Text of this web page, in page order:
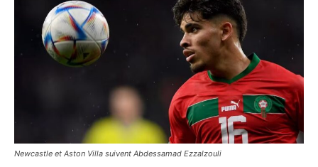
Newcastle et Aston Villa suivent Abdessamad Ezzalzouli